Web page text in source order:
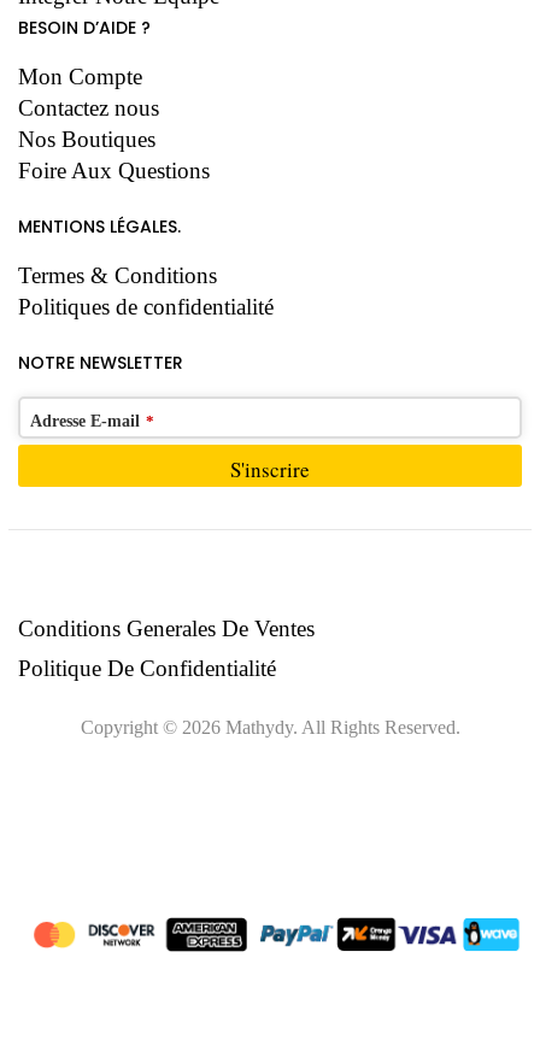
BESOIN D’AIDE ?
Mon Compte
Contactez nous
Nos Boutiques
Foire Aux Questions
MENTIONS LÉGALES.
Termes & Conditions
Politiques de confidentialité
NOTRE NEWSLETTER
Adresse E-mail *
S'inscrire
être
vide
Copyright © 2026 Mathydy. All Rights Reserved.
Conditions Generales De Ventes
Politique De Confidentialité